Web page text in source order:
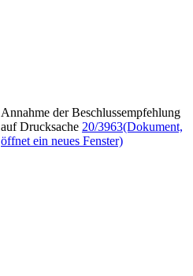
Annahme der Beschlussempfehlung
auf Drucksache 20/3963(Dokument,
öffnet ein neues Fenster)